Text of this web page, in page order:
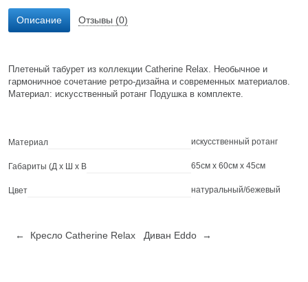
Описание Отзывы (0)
Плетеный табурет из коллекции Catherine Relax. Необычное и
гармоничное сочетание ретро-дизайна и современных материалов.
Материал: искусственный ротанг Подушка в комплекте.
Материал искусственный ротанг
Габариты (Д х Ш х В 65см x 60см x 45см
Цвет натуральный/бежевый
← Кресло Catherine Relax Диван Eddo →